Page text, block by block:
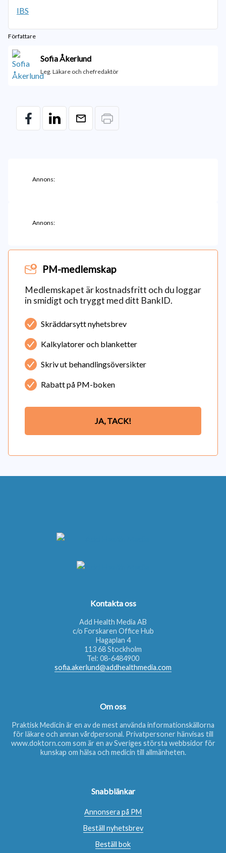
IBS
Författare
Sofia Åkerlund
Leg. Läkare och chefredaktör
Annons:
Annons:
PM-medlemskap
Medlemskapet är kostnadsfritt och du loggar
in smidigt och tryggt med ditt BankID.
Skräddarsytt nyhetsbrev
Kalkylatorer och blanketter
Skriv ut behandlingsöversikter
Rabatt på PM-boken
JA, TACK!
Kontakta oss
Add Health Media AB
c/o Forskaren Office Hub
Hagaplan 4
113 68 Stockholm
Tel: 08-6484900
sofia.akerlund@addhealthmedia.com
Om oss
Praktisk Medicin är en av de mest använda informationskällorna
för läkare och annan vårdpersonal. Privatpersoner hänvisas till
www.doktorn.com som är en av Sveriges största webbsidor för
kunskap om hälsa och medicin till allmänheten.
Snabblänkar
Annonsera på PM
Beställ nyhetsbrev
Beställ bok